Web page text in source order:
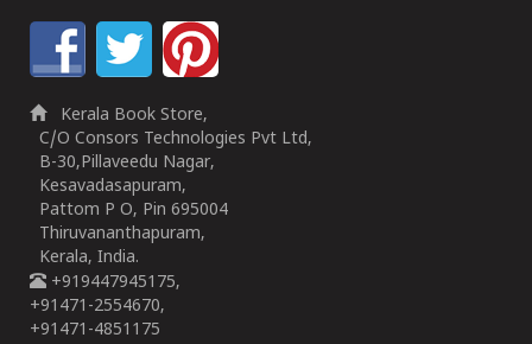
Kerala Book Store,
C/O Consors Technologies Pvt Ltd,
B-30,Pillaveedu Nagar,
Kesavadasapuram,
Pattom P O, Pin 695004
Thiruvananthapuram,
Kerala, India.
+919447945175,
+91471-2554670,
+91471-4851175